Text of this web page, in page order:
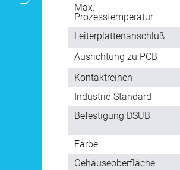
Max.-
Prozesstemperatur
Leiterplattenanschluß
Ausrichtung zu PCB
Kontaktreihen
Industrie-Standard
Befestigung DSUB
Farbe
Gehäuseoberfläche